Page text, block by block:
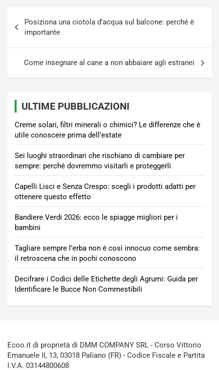
articoli
Posiziona una ciotola d’acqua sul balcone: perché è
importante
Come insegnare al cane a non abbaiare agli estranei
ULTIME PUBBLICAZIONI
Creme solari, filtri minerali o chimici? Le differenze che è
utile conoscere prima dell’estate
Sei luoghi straordinari che rischiano di cambiare per
sempre: perché dovremmo visitarli e proteggerli
Capelli Lisci e Senza Crespo: scegli i prodotti adatti per
ottenere questo effetto
Bandiere Verdi 2026: ecco le spiagge migliori per i
bambini
Tagliare sempre l’erba non è così innocuo come sembra:
il retroscena che in pochi conoscono
Decifrare i Codici delle Etichette degli Agrumi: Guida per
Identificare le Bucce Non Commestibili
Ecoo.it di proprietà di DMM COMPANY SRL - Corso Vittorio
Emanuele II, 13, 03018 Paliano (FR) - Codice Fiscale e Partita
I.V.A. 03144800608